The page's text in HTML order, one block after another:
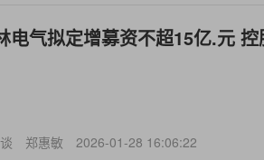
电气拟定增募资不超15亿.元
郑惠敏 2026-01-28 16:06:22